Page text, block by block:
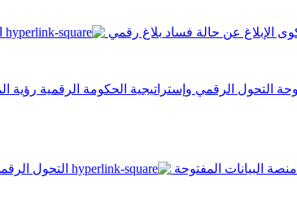
الإبلاغ عن حالة فساد بلاغ رقمي
التحول الرقمي وإستراتيجية الحكومة الرقمية رؤية
منصة البيانات المفتوحة التحول